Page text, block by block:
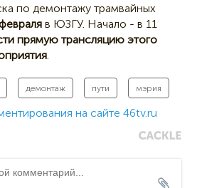
по демонтажу трамвайных
в ЮЗГУ. Начало - в 11
прямую трансляцию этого
демонтаж пути мэрия
на сайте 46tv.ru